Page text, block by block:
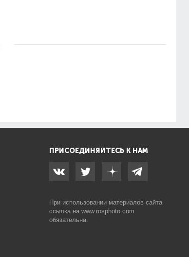
ПРИСОЕДИНЯЙТЕСЬ К НАМ
При использовании материалов сайта
ссылка на www.rosphoto.com
обязательна.